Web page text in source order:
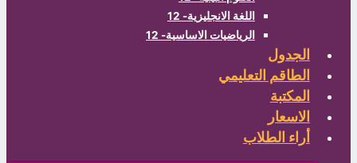
اللغة الانجليزية- 12
الرياضيات الاساسية- 12
الجدول
الطاقم التعليمي
المكتبة
الاسعار
أراء الطلاب